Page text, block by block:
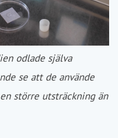
odlade själva
se att de använde
större utsträckning än